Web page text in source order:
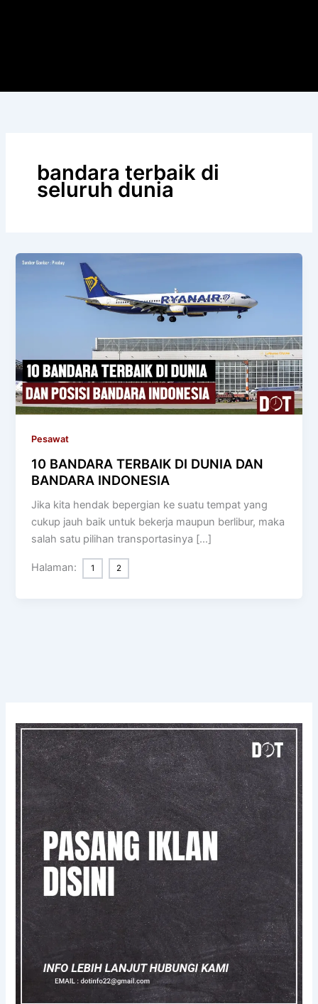
bandara terbaik di
seluruh dunia
Pesawat
10 BANDARA TERBAIK DI DUNIA DAN
BANDARA INDONESIA
Jika kita hendak bepergian ke suatu tempat yang
cukup jauh baik untuk bekerja maupun berlibur, maka
salah satu pilihan transportasinya […]
Halaman: 1 2